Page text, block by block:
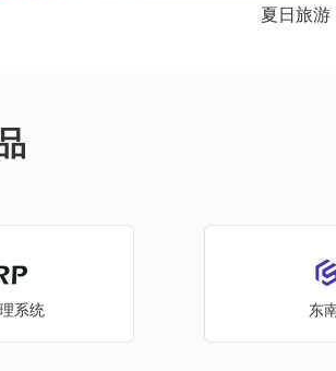
央视采访
系统 东